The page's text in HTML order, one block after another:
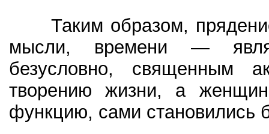
Таким образом,
мысли, времени —
безусловно, священным
творению жизни, а
функцию, сами становились